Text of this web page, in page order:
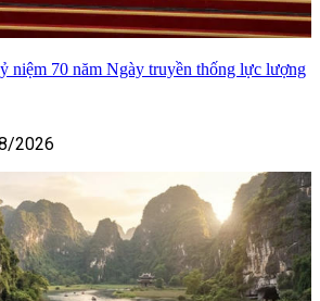
niệm 70 năm Ngày truyền thống lực lượng
2026